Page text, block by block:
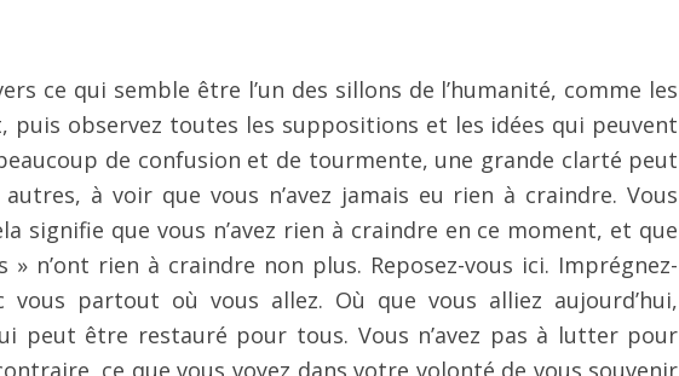
ce qui semble être l’un des sillons de l’humanité, comme les
puis observez toutes les suppositions et les idées qui peuvent
de confusion et de tourmente, une grande clarté peut
à voir que vous n’avez jamais eu rien à craindre. Vous
signifie que vous n’avez rien à craindre en ce moment, et que
» n’ont rien à craindre non plus. Reposez-vous ici. Imprégnez-
vous partout où vous allez. Où que vous alliez aujourd’hui,
peut être restauré pour tous. Vous n’avez pas à lutter pour
ce que vous voyez dans votre volonté de vous souvenir